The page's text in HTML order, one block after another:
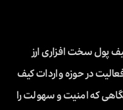
پول سخت افزاری ارز
فعالیت در حوزه واردات کیف
که امنیت و سهولت را